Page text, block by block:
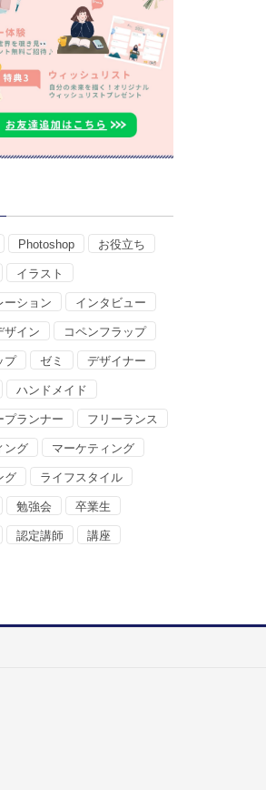
Photoshop お役立ち
イラスト
ーション インタビュー
ザイン コペンフラップ
プ ゼミ デザイナー
ハンドメイド
プランナー フリーランス
ング マーケティング
グ ライフスタイル
勉強会 卒業生
認定講師 講座